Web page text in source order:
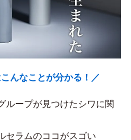
んなことが分かる！／
ループが見つけたシワに関
セラムのココがスゴい